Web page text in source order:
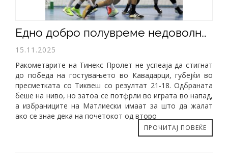
​Едно добро полувреме недоволно за триумф во Кавадарци
15.11.2025
Ракометарите на Тинекс Пролет не успеаја да стигнат
до победа на гостувањето во Кавадарци, губејќи во
пресметката со Тиквеш со резултат 21-18. Одбраната
беше на ниво, но затоа се потфрли во играта во напад,
а избраниците на Матлиески имаат за што да жалат
ако се знае дека на почетокот од второ
ПРОЧИТАЈ ПОВЕЌЕ